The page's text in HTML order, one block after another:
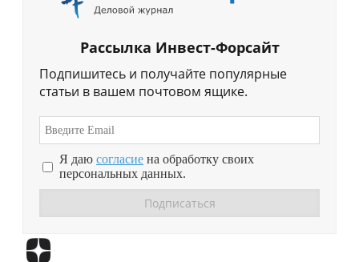
Рассылка Инвест-Форсайт
Подпишитесь и получайте популярные
статьи в вашем почтовом ящике.
Я даю согласие на обработку своих
персональных данных.